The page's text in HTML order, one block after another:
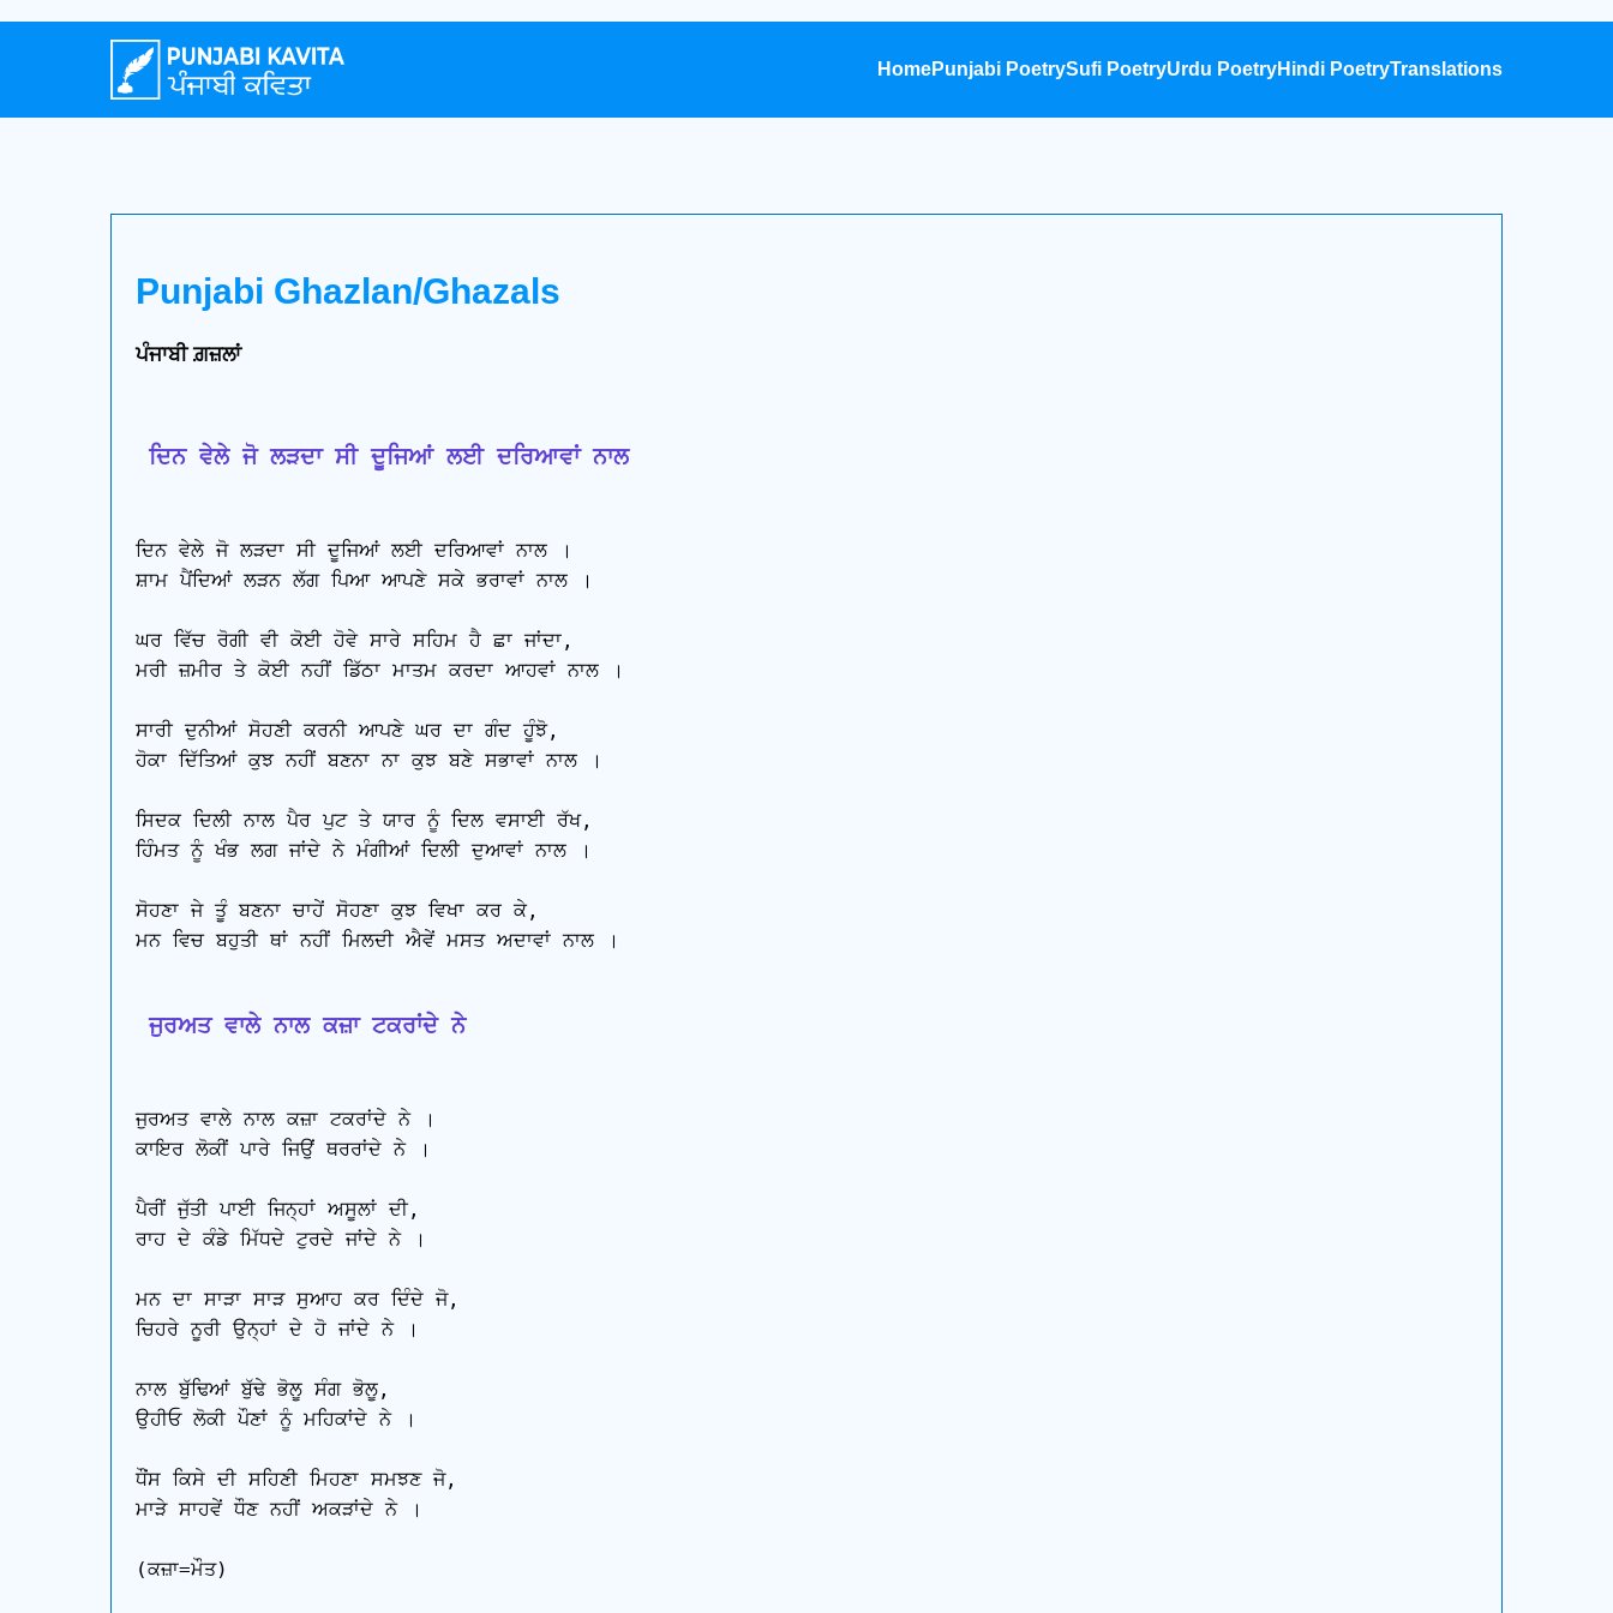
HomePunjabi PoetrySufi PoetryUrdu PoetryHindi PoetryTranslations
Punjabi Ghazlan/Ghazals
ਪੰਜਾਬੀ ਗ਼ਜ਼ਲਾਂ
ਦਿਨ ਵੇਲੇ ਜੋ ਲੜਦਾ ਸੀ ਦੂਜਿਆਂ ਲਈ ਦਰਿਆਵਾਂ ਨਾਲ
ਦਿਨ ਵੇਲੇ ਜੋ ਲੜਦਾ ਸੀ ਦੂਜਿਆਂ ਲਈ ਦਰਿਆਵਾਂ ਨਾਲ ।
ਸ਼ਾਮ ਪੈਂਦਿਆਂ ਲੜਨ ਲੱਗ ਪਿਆ ਆਪਣੇ ਸਕੇ ਭਰਾਵਾਂ ਨਾਲ ।
ਘਰ ਵਿੱਚ ਰੋਗੀ ਵੀ ਕੋਈ ਹੋਵੇ ਸਾਰੇ ਸਹਿਮ ਹੈ ਛਾ ਜਾਂਦਾ,
ਮਰੀ ਜ਼ਮੀਰ ਤੇ ਕੋਈ ਨਹੀਂ ਡਿੱਠਾ ਮਾਤਮ ਕਰਦਾ ਆਹਵਾਂ ਨਾਲ ।
ਸਾਰੀ ਦੁਨੀਆਂ ਸੋਹਣੀ ਕਰਨੀ ਆਪਣੇ ਘਰ ਦਾ ਗੰਦ ਹੂੰਝੋ,
ਹੋਕਾ ਦਿੱਤਿਆਂ ਕੁਝ ਨਹੀਂ ਬਣਨਾ ਨਾ ਕੁਝ ਬਣੇ ਸਭਾਵਾਂ ਨਾਲ ।
ਸਿਦਕ ਦਿਲੀ ਨਾਲ ਪੈਰ ਪੁਟ ਤੇ ਯਾਰ ਨੂੰ ਦਿਲ ਵਸਾਈ ਰੱਖ,
ਹਿੰਮਤ ਨੂੰ ਖੰਭ ਲਗ ਜਾਂਦੇ ਨੇ ਮੰਗੀਆਂ ਦਿਲੀ ਦੁਆਵਾਂ ਨਾਲ ।
ਸੋਹਣਾ ਜੇ ਤੂੰ ਬਣਨਾ ਚਾਹੇਂ ਸੋਹਣਾ ਕੁਝ ਵਿਖਾ ਕਰ ਕੇ,
ਮਨ ਵਿਚ ਬਹੁਤੀ ਥਾਂ ਨਹੀਂ ਮਿਲਦੀ ਐਵੇਂ ਮਸਤ ਅਦਾਵਾਂ ਨਾਲ ।
ਜੁਰਅਤ ਵਾਲੇ ਨਾਲ ਕਜ਼ਾ ਟਕਰਾਂਦੇ ਨੇ
ਜੁਰਅਤ ਵਾਲੇ ਨਾਲ ਕਜ਼ਾ ਟਕਰਾਂਦੇ ਨੇ ।
ਕਾਇਰ ਲੋਕੀਂ ਪਾਰੇ ਜਿਉਂ ਥਰਰਾਂਦੇ ਨੇ ।
ਪੈਰੀਂ ਜੁੱਤੀ ਪਾਈ ਜਿਨ੍ਹਾਂ ਅਸੂਲਾਂ ਦੀ,
ਰਾਹ ਦੇ ਕੰਡੇ ਮਿੱਧਦੇ ਟੁਰਦੇ ਜਾਂਦੇ ਨੇ ।
ਮਨ ਦਾ ਸਾੜਾ ਸਾੜ ਸੁਆਹ ਕਰ ਦਿੰਦੇ ਜੋ,
ਚਿਹਰੇ ਨੂਰੀ ਉਨ੍ਹਾਂ ਦੇ ਹੋ ਜਾਂਦੇ ਨੇ ।
ਨਾਲ ਬੁੱਢਿਆਂ ਬੁੱਢੇ ਭੋਲੂ ਸੰਗ ਭੋਲੂ,
ਉਹੀਓ ਲੋਕੀ ਪੌਣਾਂ ਨੂੰ ਮਹਿਕਾਂਦੇ ਨੇ ।
ਧੌਂਸ ਕਿਸੇ ਦੀ ਸਹਿਣੀ ਮਿਹਣਾ ਸਮਝਣ ਜੋ,
ਮਾੜੇ ਸਾਹਵੇਂ ਧੌਣ ਨਹੀਂ ਅਕੜਾਂਦੇ ਨੇ ।
(ਕਜ਼ਾ=ਮੌਤ)